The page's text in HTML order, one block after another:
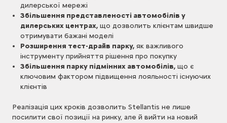
дилерської мережі
Збільшення представленості автомобілів у
дилерських центрах, що дозволить клієнтам швидше
отримувати бажані моделі
Розширення тест-драйв парку, як важливого
інструменту прийняття рішення про покупку
Збільшення парку підмінних автомобілів, що є
ключовим фактором підвищення лояльності існуючих
клієнтів
Реалізація цих кроків дозволить Stellantis не лише
посилити свої позиції на ринку, але й вийти на новий